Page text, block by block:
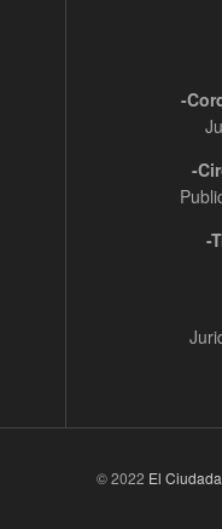
-
-
-
© 2022 El